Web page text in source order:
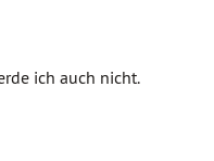
ich auch nicht.